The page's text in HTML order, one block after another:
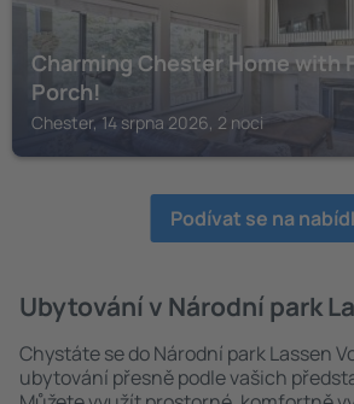
Charming Chester Home with
Porch!
Chester, 14 srpna 2026, 2 noci
Podívat se na
Ubytování v Národní park
Chystáte se do Národní park Lassen
ubytování přesně podle vašich